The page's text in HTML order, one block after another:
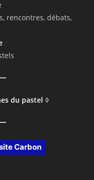
rencontres, débats,
du pastel ◊
Carbon